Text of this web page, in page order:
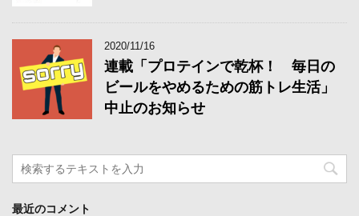
2020/11/16
連載「プロテインで乾杯！ 毎日の
ビールをやめるための筋トレ生活」
中止のお知らせ
最近のコメント